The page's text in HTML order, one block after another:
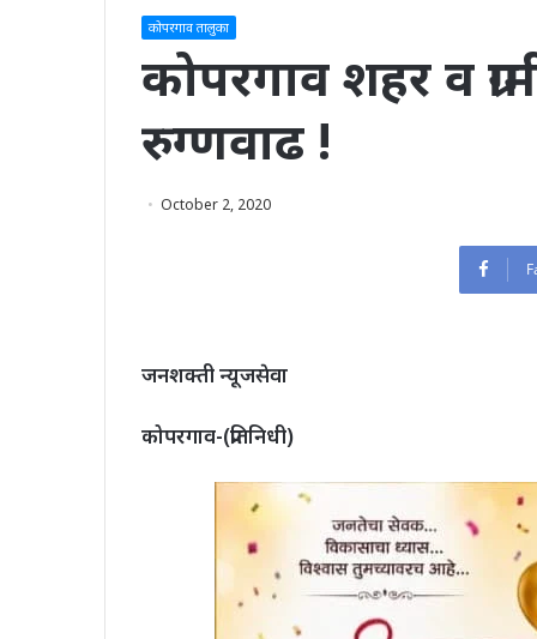
कोपरगाव तालुका
कोपरगाव शहर व
रुग्णवाढ !
October 2, 2020
जनशक्ती न्यूजसेवा
कोपरगाव-(प्रतिनिधी)